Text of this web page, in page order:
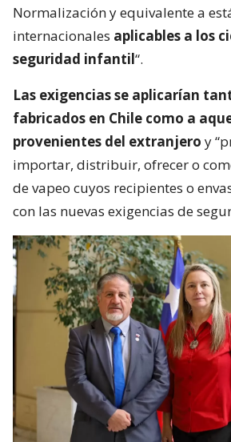
Normalización y equivalente a
internacionales aplicables a los
seguridad infantil“.
Las exigencias se aplicarían
fabricados en Chile como a
provenientes del extranjero y
importar, distribuir, ofrecer o
de vapeo cuyos recipientes o
con las nuevas exigencias de